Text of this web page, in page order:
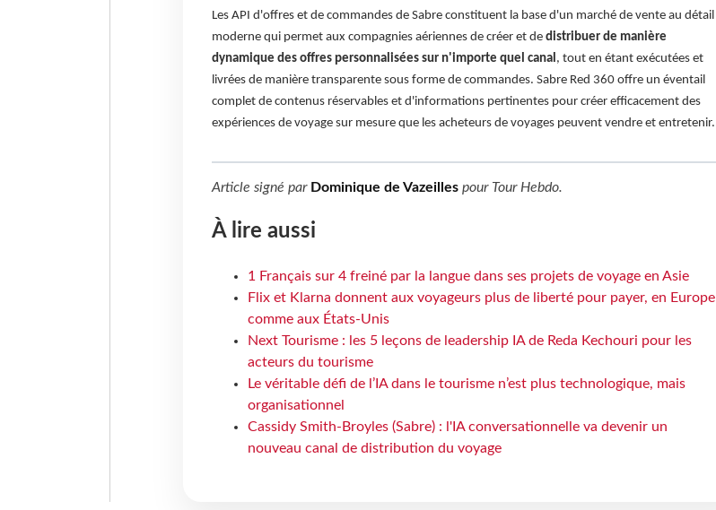
Les API d'offres et de commandes de Sabre constituent la base d'un marché de vente au détail
moderne qui permet aux compagnies aériennes de créer et de distribuer de manière
dynamique des offres personnalisées sur n'importe quel canal , tout en étant exécutées et
livrées de manière transparente sous forme de commandes. Sabre Red 360 offre un éventail
complet de contenus réservables et d'informations pertinentes pour créer efficacement des
expériences de voyage sur mesure que les acheteurs de voyages peuvent vendre et entretenir.
Article signé par Dominique de Vazeillespour Tour Hebdo.
À lire aussi
1 Français sur 4 freiné par la langue dans ses projets de voyage en Asie
Flix et Klarna donnent aux voyageurs plus de liberté pour payer, en Europe
comme aux États-Unis
Next Tourisme : les 5 leçons de leadership IA de Reda Kechouri pour les
acteurs du tourisme
Le véritable défi de l’IA dans le tourisme n’est plus technologique, mais
organisationnel
Cassidy Smith-Broyles (Sabre) : l'IA conversationnelle va devenir un
nouveau canal de distribution du voyage